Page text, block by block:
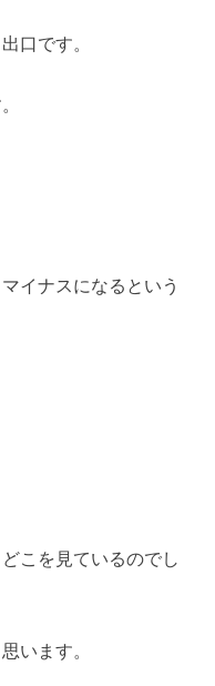
口です。
イナスになるという
こを見ているのでし
います。